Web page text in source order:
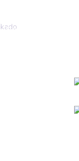
Downloads